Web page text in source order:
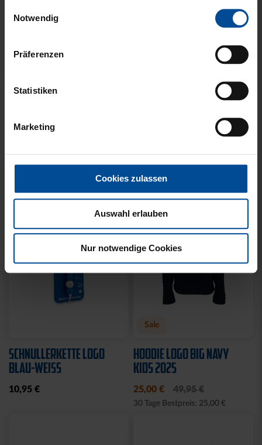
gesammelt haben.
Notwendig
Präferenzen
Statistiken
Marketing
Cookies zulassen
Auswahl erlauben
Nur notwendige Cookies
KUSCHELTUCH MIT
SCHNULLERKETTE LOGO
BLAU-WEISS
10,95 €
Sale
HOODIE LOGO BIG NAVY
KIDS 2025
25,00 € 49,95 €
30 Tage Bestpreis: 25,00 €